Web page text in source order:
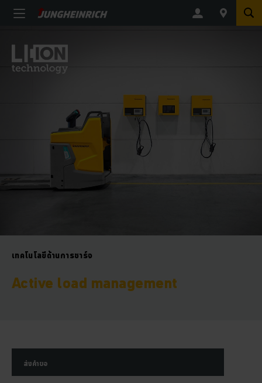
เทคโนโลยีด้านการชาร์จ
Active load management
ส่งคำขอ